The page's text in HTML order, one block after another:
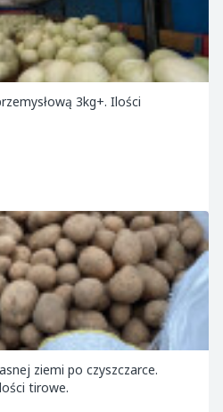
3kg+. Ilości
ziemi po czyszczarce.
tirowe.